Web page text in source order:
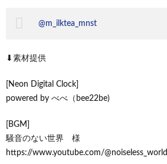
@m_ilktea_mnst
⬇︎素材提供
[Neon Digital Clock]
powered by べべ（bee22be)
[BGM]
騒音のない世界 様
https://www.youtube.com/@noiseless_world